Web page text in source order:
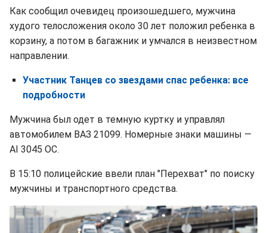
Как сообщил очевидец произошедшего, мужчина
худого телосложения около 30 лет положил ребенка в
корзину, а потом в багажник и умчался в неизвестном
направлении.
Участник Танцев со звездами спас ребенка: все
подробности
Мужчина был одет в темную куртку и управлял
автомобилем ВАЗ 21099. Номерные знаки машины —
АІ 3045 ОС.
В 15:10 полицейские ввели план "Перехват" по поиску
мужчины и транспортного средства.